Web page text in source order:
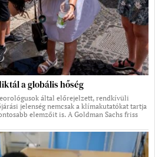
a globális hőség
által előrejelzett, rendkívüli
jelenség nemcsak a klímakutatókat tartja
elemzőit is. A Goldman Sachs friss